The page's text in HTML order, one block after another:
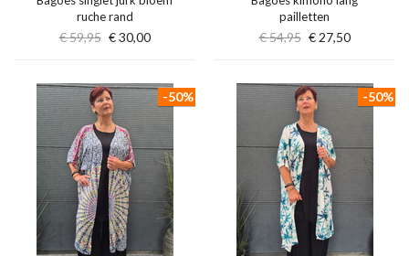
ruche rand
€ 59,95 € 30,00
pailletten
€ 54,95 € 27,50
-50% -50%